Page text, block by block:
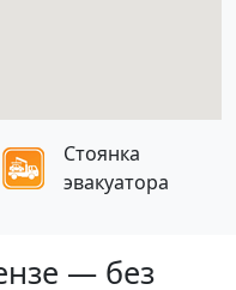
Стоянка
эвакуатора
— без